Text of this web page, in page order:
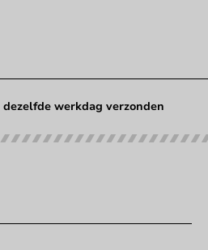
dezelfde werkdag verzonden